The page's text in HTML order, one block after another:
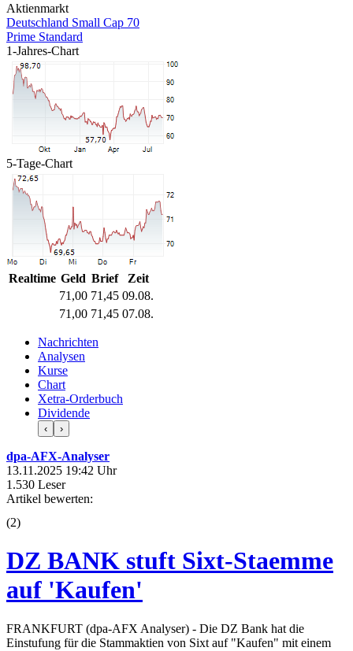
Aktienmarkt
Deutschland Small Cap 70
Prime Standard
1-Jahres-Chart
5-Tage-Chart
Realtime Geld Brief
Zeit
71,00 71,45 09.08.
71,00 71,45 07.08.
Nachrichten
Analysen
Kurse
Chart
Xetra-Orderbuch
Dividende
‹ ›
dpa-AFX-Analyser
13.11.2025 19:42 Uhr
1.530 Leser
Artikel bewerten:
(2)
DZ BANK stuft Sixt-Staemme
auf 'Kaufen'
FRANKFURT (dpa-AFX Analyser) - Die DZ Bank hat die
Einstufung für die Stammaktien von Sixt auf "Kaufen" mit einem